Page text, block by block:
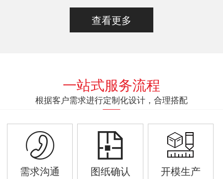
查看更多
一站式服务流程
根据客户需求进行定制化设计，合理搭配
需求沟通 图纸确认 开模生产